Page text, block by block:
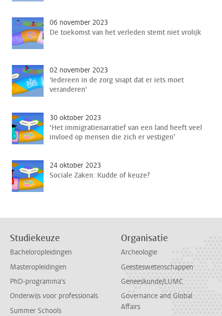
06 november 2023
De toekomst van het verleden stemt niet vrolijk
02 november 2023
'Iedereen in de zorg snapt dat er iets moet
veranderen'
30 oktober 2023
‘Het immigratienarratief van een land heeft veel
invloed op mensen die zich er vestigen’
24 oktober 2023
Sociale Zaken: Kudde of keuze?
Studiekeuze
Bacheloropleidingen
Masteropleidingen
PhD-programma's
Onderwijs voor professionals
Summer Schools
Organisatie
Archeologie
Geesteswetenschappen
Geneeskunde/LUMC
Governance and Global
Affairs